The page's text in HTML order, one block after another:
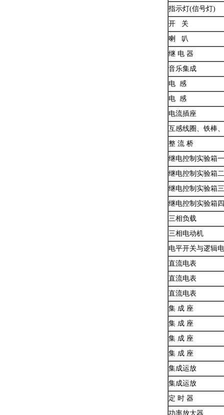
指示灯(信号灯)
开 关
喇 叭
继 电 器
音乐集成
电 感
电 感
电流插座
互感线圈、铁棒
整 流 桥
继电控制实验箱一
继电控制实验箱二
继电控制实验箱三
继电控制实验箱四
三相负载
三相电动机
电平开关与逻辑
直流电表
直流电表
直流电表
集 成 座
集 成 座
集 成 座
集 成 座
集成运放
集成运放
定 时 器
功率放大器